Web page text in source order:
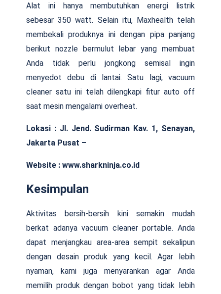
Alat ini hanya membutuhkan energi listrik
sebesar 350 watt. Selain itu, Maxhealth telah
membekali produknya ini dengan pipa panjang
berikut nozzle bermulut lebar yang membuat
Anda tidak perlu jongkong semisal ingin
menyedot debu di lantai. Satu lagi, vacuum
cleaner satu ini telah dilengkapi fitur auto off
saat mesin mengalami overheat.
Lokasi :Jl. Jend. Sudirman Kav. 1, Senayan,
Jakarta Pusat –
Website : www.sharkninja.co.id
Kesimpulan
Aktivitas bersih-bersih kini semakin mudah
berkat adanya vacuum cleaner portable. Anda
dapat menjangkau area-area sempit sekalipun
dengan desain produk yang kecil. Agar lebih
nyaman, kami juga menyarankan agar Anda
memilih produk dengan bobot yang tidak lebih